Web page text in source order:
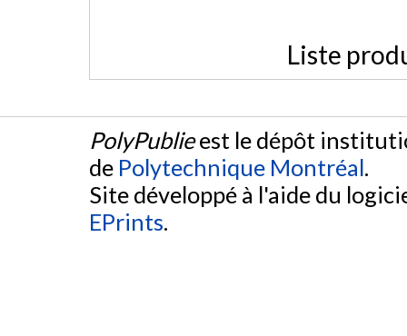
Liste
PolyPublieest le dépôt
de Polytechnique Montréal.
Site développé à l'aide du
EPrints.